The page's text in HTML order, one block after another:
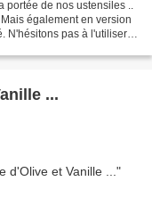
de nos ustensiles ..
également en version
N'hésitons pas à l'utiliser
...